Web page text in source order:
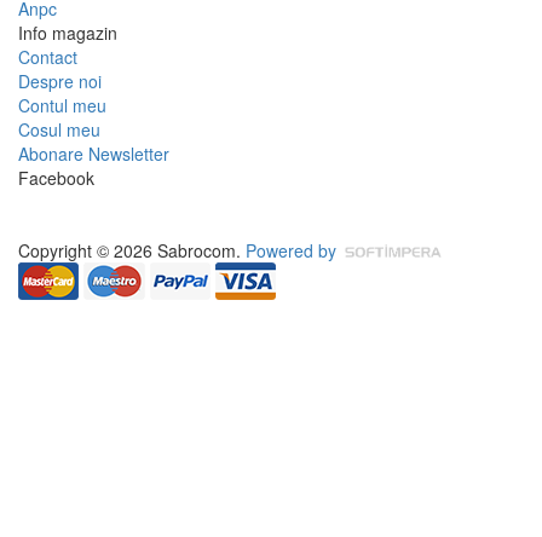
Anpc
Info magazin
Contact
Despre noi
Contul meu
Cosul meu
Abonare Newsletter
Facebook
Copyright © 2026 Sabrocom. Powered by